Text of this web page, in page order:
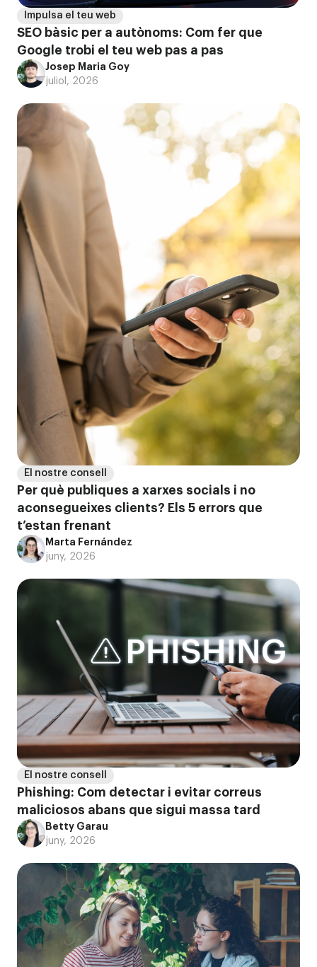
Impulsa el teu web
SEO bàsic per a autònoms: Com fer que
Google trobi el teu web pas a pas
Josep Maria Goy
juliol, 2026
El nostre consell
Per què publiques a xarxes socials i no
aconsegueixes clients? Els 5 errors que
t’estan frenant
Marta Fernández
juny, 2026
El nostre consell
Phishing: Com detectar i evitar correus
maliciosos abans que sigui massa tard
Betty Garau
juny, 2026